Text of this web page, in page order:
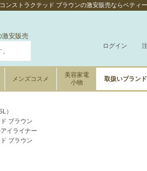
ンストラクテッド ブラウンの激安販売ならベティ
激安販売
ログイン
メンズコスメ
美容家電
小物
取扱いブラン
）
ブラウン
イライナー
ブラウン